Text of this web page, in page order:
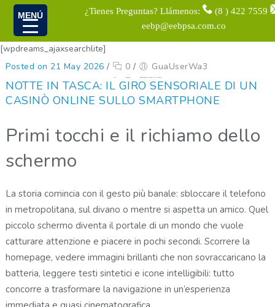
¿Tienes Preguntas? Llámenos:
(8 ) 422 7559
eebp@eebpsa.com.co
[wpdreams_ajaxsearchlite]
Posted on 21 May 2026 / 0 / GuaUserWa3
NOTTE IN TASCA: IL GIRO SENSORIALE DI UN
CASINÒ ONLINE SULLO SMARTPHONE
Primi tocchi e il richiamo dello
schermo
La storia comincia con il gesto più banale: sbloccare il telefono
in metropolitana, sul divano o mentre si aspetta un amico. Quel
piccolo schermo diventa il portale di un mondo che vuole
catturare attenzione e piacere in pochi secondi. Scorrere la
homepage, vedere immagini brillanti che non sovraccaricano la
batteria, leggere testi sintetici e icone intelligibili: tutto
concorre a trasformare la navigazione in un’esperienza
MENÚ